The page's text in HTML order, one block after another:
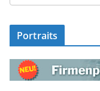
Portraits